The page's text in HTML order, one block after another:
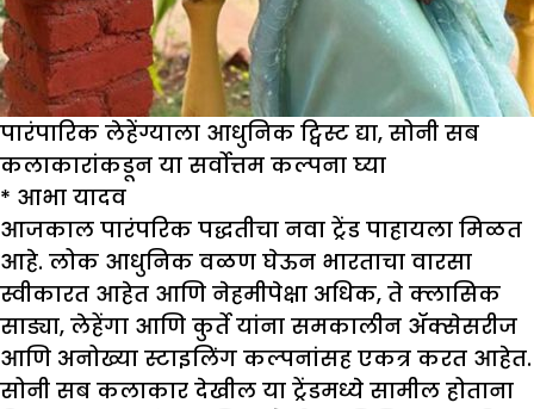
पारंपारिक लेहेंग्याला आधुनिक ट्विस्ट द्या, सोनी सब
कलाकारांकडून या सर्वोत्तम कल्पना घ्या
* आभा यादव
आजकाल पारंपरिक पद्धतीचा नवा ट्रेंड पाहायला मिळत
आहे. लोक आधुनिक वळण घेऊन भारताचा वारसा
स्वीकारत आहेत आणि नेहमीपेक्षा अधिक, ते क्लासिक
साड्या, लेहेंगा आणि कुर्ते यांना समकालीन ॲक्सेसरीज
आणि अनोख्या स्टाइलिंग कल्पनांसह एकत्र करत आहेत.
सोनी सब कलाकार देखील या ट्रेंडमध्ये सामील होताना